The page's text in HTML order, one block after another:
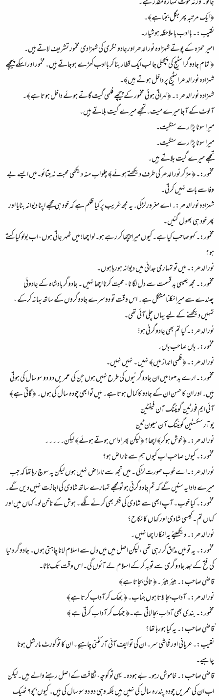
﴿ ایک مرتبہ پھر بگل بجتا ہے﴾۔
نقیب:۔ با ادب با ملاحظہ ہوشیار۔
امیر حمزہ کے پوتے شہزادہ نور الدھر اورجادو نگری کی شہزادی مخمور تشریف لاتے ہیں۔
﴿ تمام جادوگر اسٹیج کی پچھلی جانب ایک قطار بنا کر با ادب کھڑے ہوجاتے ہیں۔مخمور اور اسکے پیچھے
شہزادہ نور الدھر اسٹیج پر داخل ہوتے ہیں﴾۔
شہزادہ نور الدھر:۔ ﴿ لہراتی ہوئی مخمور کے پیچھے فلمی گیت گاتے ہوئے داخل ہوتا ہے﴾۔
آ لوٹ کے آجا میرے میت۔ تجھے میرے گیت بلاتے ہیں۔
میرا سونا پڑا رے سنگیت۔
میرا سونا پڑا رے سنگیت۔
تجھے میرے گیت بلاتے ہیں۔
مخمور:۔ ﴿ مڑ کر نور الدھر کی طرف دیکھتے ہوئے﴾ چلو اب منہ دیکھی محبت نہ جتائو۔میں ایسے بے
وفا سے بات نہیں کرتی۔
شہزادہ نور الدھر:۔ اے مغرور لڑکی۔یہ مجھ غریب پر کیا ظلم ہے کہ خود ہی مجھے اپنا دیوانہ بنایا اور
پھر خود ہی بھول گئیں۔
مخمور:۔ کہو صاحب کیا ہے۔ کیوں میرا پیچھا کر رہے ہو۔ لو اچھا! میں ٹھہر جاتی ہوں، اب بولو کیا کہتے
ہو؟
نور الدھر:۔ میں تو تمہاری جدائی میں دیوانہ ہورہا ہوں۔
مخمور:۔ مجھ جیسی بد قسمت سے دل لگا نا ، محبت کرنا اچھا نہیں ۔ جادوگر بادشاہ کے جادوئی
پھندے سے میرا نکلنا مشکل ہے۔ اس وقت تو دوسرے جادوگروں کے ساتھ بہانہ کرکے ،
تمہیں دیکھنے کے لیے یہاں چلی آئی تھی۔
نور الدھر:۔ کیا تم بھی جادوگرنی ہو؟
مخمور:۔ ہاں صاحب ہاں۔
نور الدھر:۔ ﴿ فلمی انداز میں﴾ نہیں۔ نہیں نہیں۔
مخمور:۔ ارے بدھو! میں ان جادوگرنیوں کی طرح نہیں ہوں جن کی عمریں دو دو سو سال کی ہوتی
ہیں۔ اور ان کا حسن ان کے جادو کا کمال ہوتا ہے۔ میں تو ابھی چودہ سال کی ہوں۔ ﴿ گاتی ہے﴾
آئی ایم فورٹین گویئنگ آن فیفٹین
یو آر سکسٹین گویئنگ آن سیون ٹین
نور الدھر:۔﴿ خوش ہوکر﴾ اچھا؟ ﴿ لیکن پھر اداس ہوتے ہوئے﴾ لیکن۔۔۔۔۔
مخمور:۔ کیوں صاحب اب کیوں ہم سے ناراض ہو؟
نور الدھر:۔اے خوب صورت لڑکی ۔ میں تجھ سے ناراض نہیں ہوں لیکن یہ سوچ رہا تھا کہ جب
میرے دادا یہ سنیں گے کہ تم جادوگرنی ہو تو مجھے تمہارے ساتھ شادی کی اجازت نہیں دیں گے۔
مخمور:۔ کیا خوب۔ آپ ابھی سے شادی کی فکر بھی کر نے لگے۔ ہوش کے ناخن لو۔ کہاں میں اور
کہاں تم۔ کیسی شادی اور کہاں کا نکاح؟
نور الدھر:۔ دیکھیئے یہ انکار اچھا نہیں ۔
مخمور:۔ یہ تو میں مذاق کر رہی تھی ، لیکن اصل میں میں دل سے اسلام لانا چاہتی ہوں۔ جادوگر دنیا
کی فتح کے بعد جادوگری سے توبہ کرکے اسلام لے آئوں گی۔ اس وقت تک ٹا ٹا۔
قاضی صاحب:۔ ہیئر ہیئر ۔﴿ تالی بجاتا ہے﴾
نور الدھر:۔ آداب بجا لاتا ہوں جناب۔﴿ جھک کر آداب کرتا ہے﴾
مخمور:۔ بندی بھی آداب بجا لاتی ہے۔﴿ جھک کر آدا ب کرتی ہے ﴾
ْْقاضی صاحب:۔ یہ کیا ہورہا تھا؟
نقیب:۔ عریانی اور فحاشی سر۔ ان کی تو ایف آئی آر کٹنی چاہیے۔ ان کا تو کورٹ مارشل ہونا
چاہیے۔
قاضی صاحب:۔ خاموش رہو۔ بے ہودہ۔ یہی تو کوچہ، ثقافت کے اصل رہنے والے ہیں۔لیکن
اب ان کی عمریں چودہ پندرہ سال کی نہیں ہیں بلکہ وہی دو دو سو سال کی ہیں۔ کیوں بچو؟ ٹھیک